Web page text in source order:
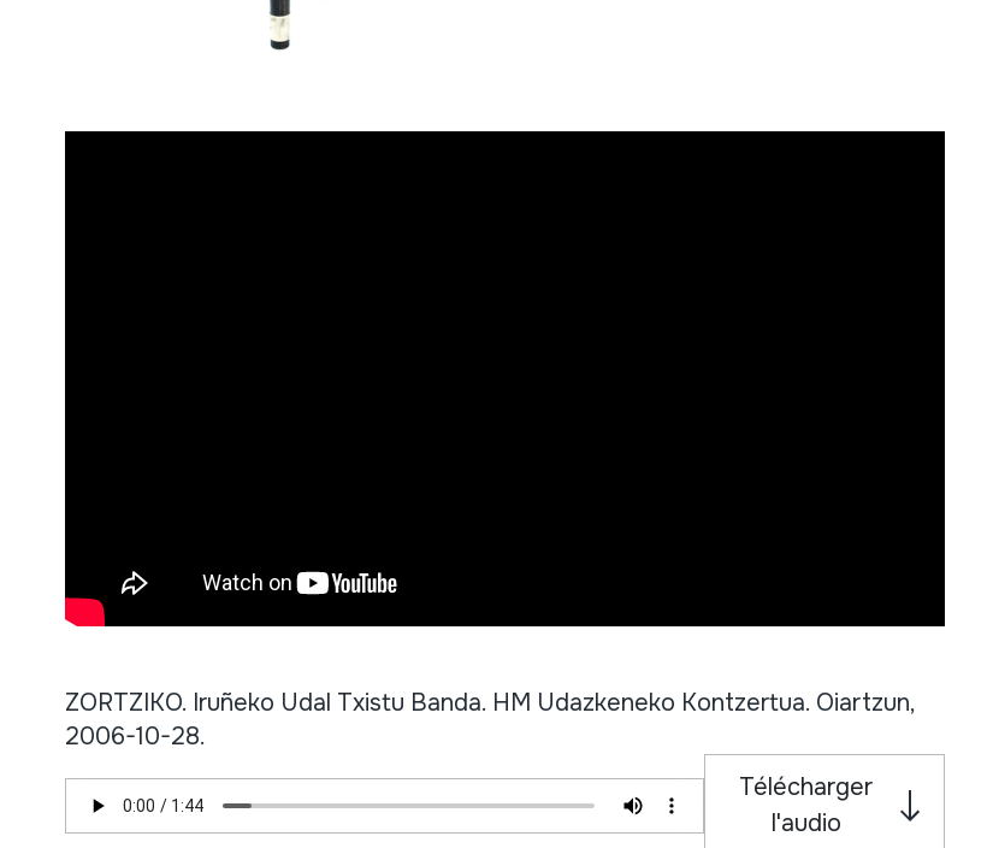
ZORTZIKO. Iruñeko Udal Txistu Banda. HM Udazkeneko Kontzertua. Oiartzun,
2006-10-28.
Télécharger
l'audio